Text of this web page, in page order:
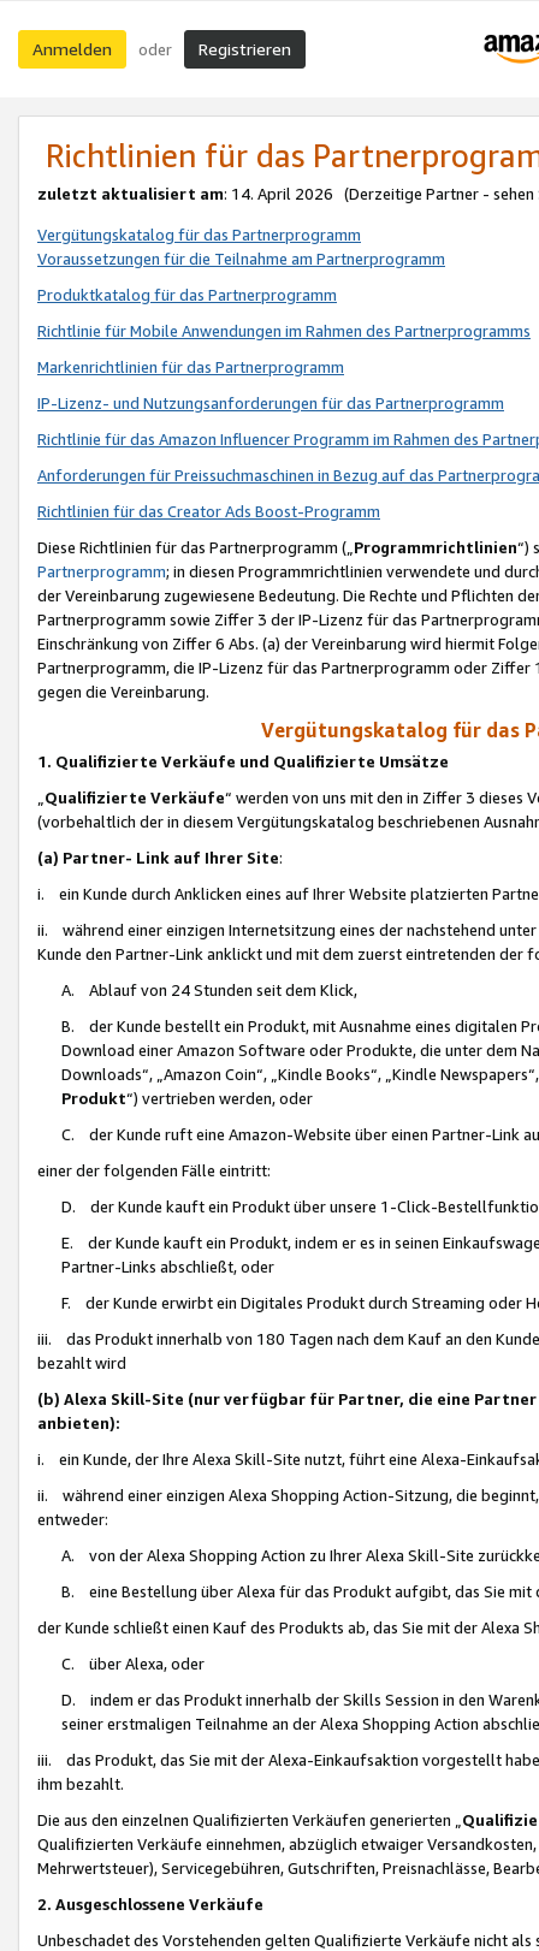
Anmelden oder Registrieren
Richtlinien für das
zuletzt aktualisiert am: 14. April 2026 (Derzeitige Partner - sehen
Vergütungskatalog für das Partnerprogramm
Voraussetzungen für die Teilnahme am Partnerprogramm
Produktkatalog für das Partnerprogramm
Richtlinie für Mobile Anwendungen im Rahmen des Partnerprogramms
Markenrichtlinien für das Partnerprogramm
IP-Lizenz- und Nutzungsanforderungen für das Partnerprogramm
Richtlinie für das Amazon Influencer Programm im Rahmen des
Anforderungen für Preissuchmaschinen in Bezug auf das
Richtlinien für das Creator Ads Boost-Programm
Diese Richtlinien für das Partnerprogramm („Programmrichtlinien“)
Partnerprogramm; in diesen Programmrichtlinien verwendete und
der Vereinbarung zugewiesene Bedeutung. Die Rechte und Pflichten
Partnerprogramm sowie Ziffer 3 der IP-Lizenz für das
Einschränkung von Ziffer 6 Abs. (a) der Vereinbarung wird hiermit
Partnerprogramm, die IP-Lizenz für das Partnerprogramm oder
gegen die Vereinbarung.
Vergütungskatalog für das
1. Qualifizierte Verkäufe und Qualifizierte Umsätze
Qualifizierte Verkäufe“ werden von uns mit den in Ziffer 3
(vorbehaltlich der in diesem Vergütungskatalog beschriebenen
(a) Partner- Link auf Ihrer Site:
i. ein Kunde durch Anklicken eines auf Ihrer Website platzierten
ii. während einer einzigen Internetsitzung eines der nachstehend
Kunde den Partner-Link anklickt und mit dem zuerst eintretenden der
A. Ablauf von 24 Stunden seit dem Klick,
B. der Kunde bestellt ein Produkt, mit Ausnahme eines digitalen
Download einer Amazon Software oder Produkte, die unter dem
Downloads“, „Amazon Coin“, „Kindle Books“, „Kindle
Produkt“) vertrieben werden, oder
C. der Kunde ruft eine Amazon-Website über einen Partner-Link
einer der folgenden Fälle eintritt:
D. der Kunde kauft ein Produkt über unsere 1-Click-
E. der Kunde kauft ein Produkt, indem er es in seinen
Partner-Links abschließt, oder
F. der Kunde erwirbt ein Digitales Produkt durch Streaming oder
iii. das Produkt innerhalb von 180 Tagen nach dem Kauf an den
bezahlt wird
(b) Alexa Skill-Site (nur verfügbar für Partner, die eine
anbieten):
i. ein Kunde, der Ihre Alexa Skill-Site nutzt, führt eine Alexa-
ii. während einer einzigen Alexa Shopping Action-Sitzung, die
entweder:
A. von der Alexa Shopping Action zu Ihrer Alexa Skill-Site
B. eine Bestellung über Alexa für das Produkt aufgibt, das Sie mit
der Kunde schließt einen Kauf des Produkts ab, das Sie mit der Alexa
C. über Alexa, oder
D. indem er das Produkt innerhalb der Skills Session in den
seiner erstmaligen Teilnahme an der Alexa Shopping Action
iii. das Produkt, das Sie mit der Alexa-Einkaufsaktion vorgestellt
ihm bezahlt.
Die aus den einzelnen Qualifizierten Verkäufen generierten „
Qualifizierten Verkäufe einnehmen, abzüglich etwaiger
Mehrwertsteuer), Servicegebühren, Gutschriften, Preisnachlässe,
2. Ausgeschlossene Verkäufe
Unbeschadet des Vorstehenden gelten Qualifizierte Verkäufe nicht